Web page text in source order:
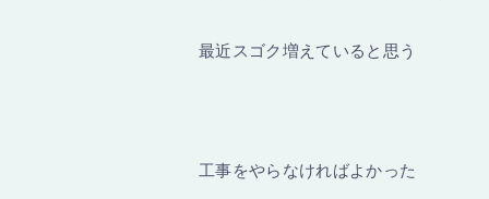
最近スゴク増えていると思う
工事をやらなければよかった